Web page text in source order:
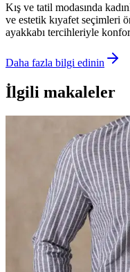
Kış ve tatil modasında
ve estetik kıyafet seçimleri
ayakkabı tercihleriyle
Daha fazla bilgi edinin
İlgili makaleler